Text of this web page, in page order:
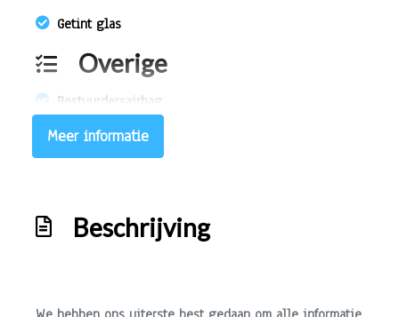
Getint glas
Overige
Bestuurdersairbag
Meer informatie
Beschrijving